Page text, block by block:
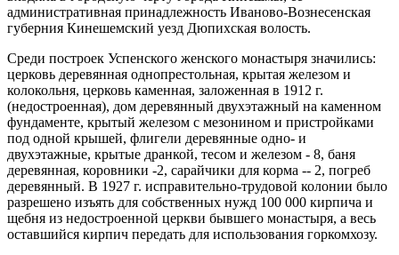
административная принадлежность Иваново-Вознесенская
губерния Кинешемский уезд Дюпихская волость.
Среди построек Успенского женского монастыря значились:
церковь деревянная однопрестольная, крытая железом и
колокольня, церковь каменная, заложенная в 1912 г.
(недостроенная), дом деревянный двухэтажный на каменном
фундаменте, крытый железом с мезонином и пристройками
под одной крышей, флигели деревянные одно- и
двухэтажные, крытые дранкой, тесом и железом - 8, баня
деревянная, коровники -2, сарайчики для корма -- 2, погреб
деревянный. В 1927 г. исправительно-трудовой колонии было
разрешено изъять для собственных нужд 100 000 кирпича и
щебня из недостроенной церкви бывшего монастыря, а весь
оставшийся кирпич передать для использования горкомхозу.